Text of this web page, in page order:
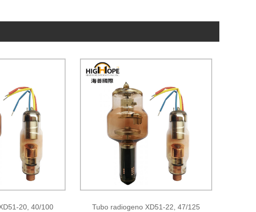
20, 40/100 Tubo radiogeno XD51-22, 47/125